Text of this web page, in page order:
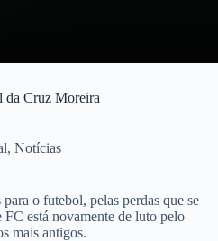
da Cruz Moreira
, Notícias
o futebol, pelas perdas que se
está novamente de luto pelo
mais antigos.